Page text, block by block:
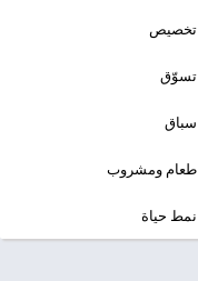
تخصيص
تسوّق
سباق
طعام ومشروب
نمط حياة